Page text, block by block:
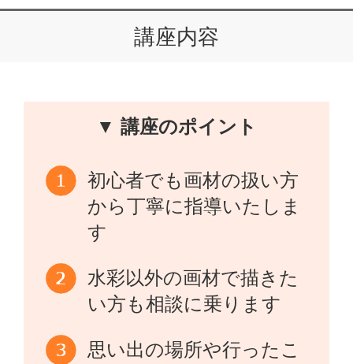
講座内容
▼ 講座のポイント
初心者でも画材の扱い方
から丁寧に指導いたしま
す
水彩以外の画材で描きた
い方も相談に乗ります
思い出の場所や行ったこ